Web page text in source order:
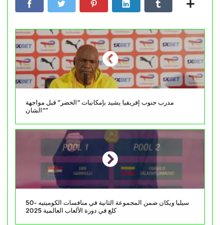
مدرب جنوب إفريقيا يشيد بإمكانيات “الخضر” قبل مواجهة
“الشان”
سيليا ويكان ضمن المجموعة الثانية في منافسات الكوميتيه -50
كلغ في دورة الألعاب العالمية 2025